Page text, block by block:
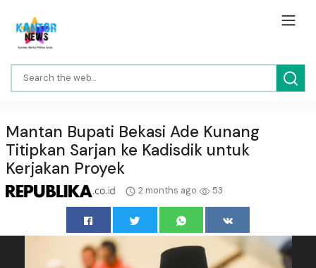
Mantan Bupati Bekasi Ade Kunang
Titipkan Sarjan ke Kadisdik untuk
Kerjakan Proyek
2 months ago 53